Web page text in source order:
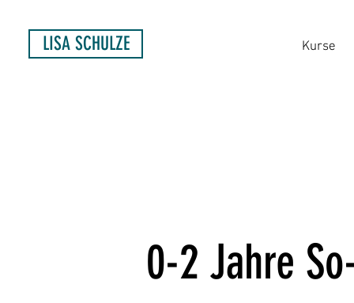
Kurse
LISA SCHULZE
0-2 Jahre